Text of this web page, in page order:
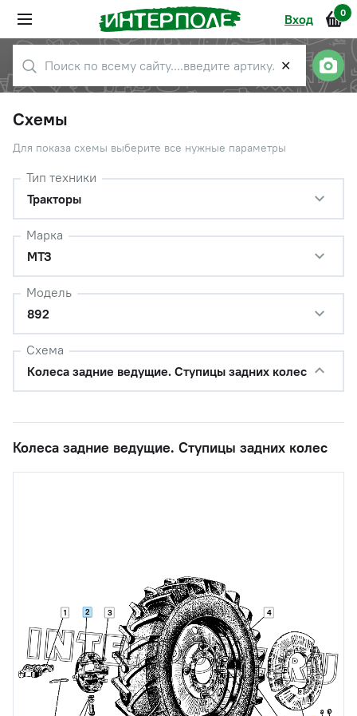
Вход 0
✕
Схемы
Для показа схемы выберите все нужные параметры
Тип техники
Тракторы
Марка
МТЗ
Модель
892
Схема
Колеса задние ведущие. Ступицы задних колес
Колеса задние ведущие. Ступицы задних колес
1 2 3 4